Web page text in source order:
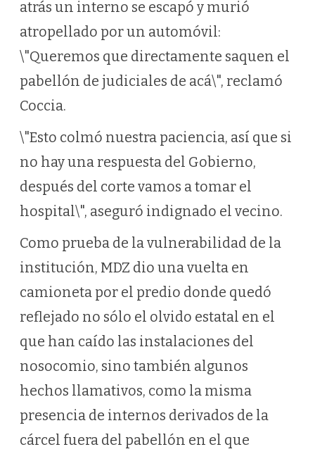
atrás un interno se escapó y murió
atropellado por un automóvil:
\"Queremos que directamente saquen el
pabellón de judiciales de acá\", reclamó
Coccia.
\"Esto colmó nuestra paciencia, así que si
no hay una respuesta del Gobierno,
después del corte vamos a tomar el
hospital\", aseguró indignado el vecino.
Como prueba de la vulnerabilidad de la
institución, MDZ dio una vuelta en
camioneta por el predio donde quedó
reflejado no sólo el olvido estatal en el
que han caído las instalaciones del
nosocomio, sino también algunos
hechos llamativos, como la misma
presencia de internos derivados de la
cárcel fuera del pabellón en el que